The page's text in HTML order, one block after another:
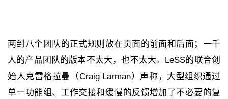
两到八个团队的正式规则放在页面的前面和后面；一千
人的产品团队的版本不太大，也不太大。LeSS的联合创
始人克雷格拉曼（Craig Larman）声称，大型组织通过
单一功能组、工作交接和缓慢的反馈增加了不必要的复